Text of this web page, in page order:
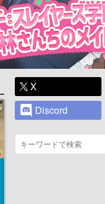
X
Discord